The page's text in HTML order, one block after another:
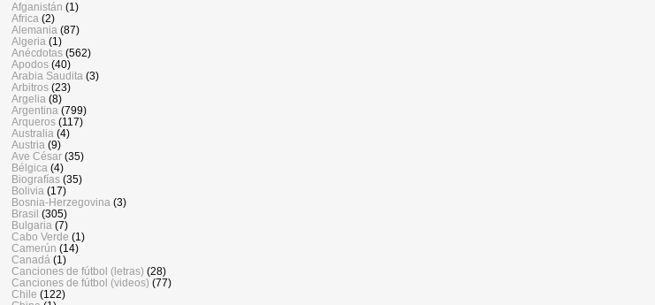
Afganistán (1)
Africa (2)
Alemania (87)
Algeria (1)
Anécdotas (562)
Apodos (40)
Arabia Saudita (3)
Arbitros (23)
Argelia (8)
Argentina (799)
Arqueros (117)
Australia (4)
Austria (9)
Ave César (35)
Bélgica (4)
Biografías (35)
Bolivia (17)
Bosnia-Herzegovina (3)
Brasil (305)
Bulgaria (7)
Cabo Verde (1)
Camerún (14)
Canadá (1)
Canciones de fútbol (letras) (28)
Canciones de fútbol (videos) (77)
Chile (122)